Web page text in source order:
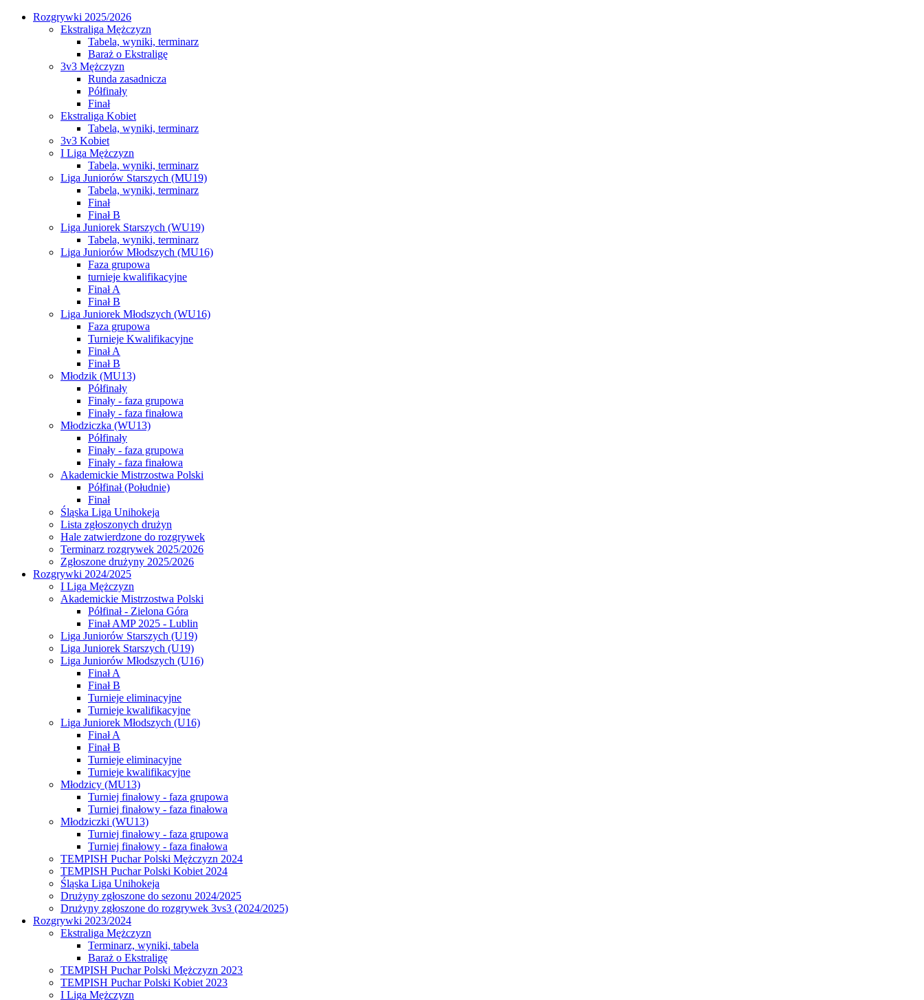
Rozgrywki 2025/2026
Ekstraliga Mężczyzn
Tabela, wyniki, terminarz
Baraż o Ekstraligę
3v3 Mężczyzn
Runda zasadnicza
Półfinały
Finał
Ekstraliga Kobiet
Tabela, wyniki, terminarz
3v3 Kobiet
I Liga Mężczyzn
Tabela, wyniki, terminarz
Liga Juniorów Starszych (MU19)
Tabela, wyniki, terminarz
Finał
Finał B
Liga Juniorek Starszych (WU19)
Tabela, wyniki, terminarz
Liga Juniorów Młodszych (MU16)
Faza grupowa
turnieje kwalifikacyjne
Finał A
Finał B
Liga Juniorek Młodszych (WU16)
Faza grupowa
Turnieje Kwalifikacyjne
Finał A
Finał B
Młodzik (MU13)
Półfinały
Finały - faza grupowa
Finały - faza finałowa
Młodziczka (WU13)
Półfinały
Finały - faza grupowa
Finały - faza finałowa
Akademickie Mistrzostwa Polski
Półfinał (Południe)
Finał
Śląska Liga Unihokeja
Lista zgłoszonych drużyn
Hale zatwierdzone do rozgrywek
Terminarz rozgrywek 2025/2026
Zgłoszone drużyny 2025/2026
Rozgrywki 2024/2025
I Liga Mężczyzn
Akademickie Mistrzostwa Polski
Półfinał - Zielona Góra
Finał AMP 2025 - Lublin
Liga Juniorów Starszych (U19)
Liga Juniorek Starszych (U19)
Liga Juniorów Młodszych (U16)
Finał A
Finał B
Turnieje eliminacyjne
Turnieje kwalifikacyjne
Liga Juniorek Młodszych (U16)
Finał A
Finał B
Turnieje eliminacyjne
Turnieje kwalifikacyjne
Młodzicy (MU13)
Turniej finałowy - faza grupowa
Turniej finałowy - faza finałowa
Młodziczki (WU13)
Turniej finałowy - faza grupowa
Turniej finałowy - faza finałowa
TEMPISH Puchar Polski Mężczyzn 2024
TEMPISH Puchar Polski Kobiet 2024
Śląska Liga Unihokeja
Drużyny zgłoszone do sezonu 2024/2025
Drużyny zgłoszone do rozgrywek 3vs3 (2024/2025)
Rozgrywki 2023/2024
Ekstraliga Mężczyzn
Terminarz, wyniki, tabela
Baraż o Ekstraligę
TEMPISH Puchar Polski Mężczyzn 2023
TEMPISH Puchar Polski Kobiet 2023
I Liga Mężczyzn